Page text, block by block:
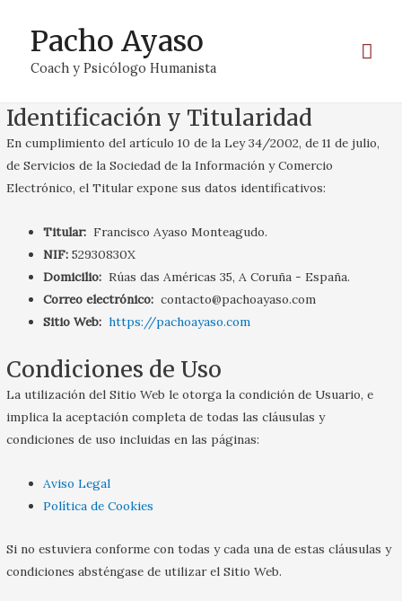
Pacho Ayaso
Coach y Psicólogo Humanista
Identificación y Titularidad
En cumplimiento del artículo 10 de la Ley 34/2002, de 11 de julio,
de Servicios de la Sociedad de la Información y Comercio
Electrónico, el Titular expone sus datos identificativos:
Titular: Francisco Ayaso Monteagudo.
NIF: 52930830X
Domicilio: Rúas das Américas 35, A Coruña - España.
Correo electrónico: contacto@pachoayaso.com
Sitio Web: https://pachoayaso.com
Condiciones de Uso
La utilización del Sitio Web le otorga la condición de Usuario, e
implica la aceptación completa de todas las cláusulas y
condiciones de uso incluidas en las páginas:
Aviso Legal
Política de Cookies
Si no estuviera conforme con todas y cada una de estas cláusulas y
condiciones absténgase de utilizar el Sitio Web.